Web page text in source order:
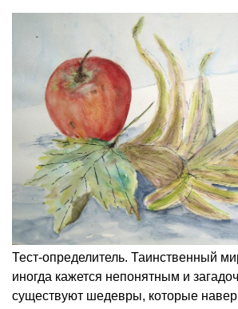
Тест-определитель. Таинственный
иногда кажется непонятным и
существуют шедевры, которые